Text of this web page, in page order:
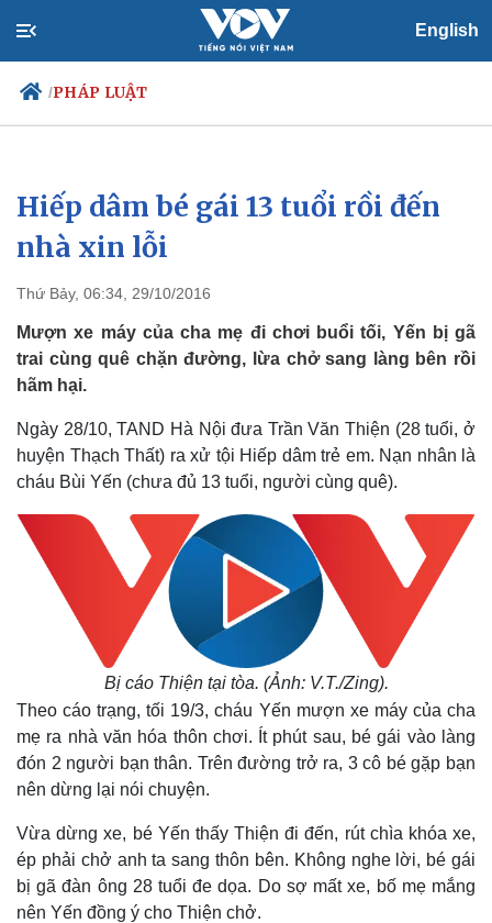
English
/PHÁP LUẬT
Chính trị
Đảng
Tổ chức nhân sự
Nhận diện sự thật
Xã hội
Việc làm
Biển đảo
Hiếp dâm bé gái 13 tuổi rồi đến
nhà xin lỗi
Thứ Bảy, 06:34, 29/10/2016
Mượn xe máy của cha mẹ đi chơi buổi tối, Yến bị gã
trai cùng quê chặn đường, lừa chở sang làng bên rồi
hãm hại.
Ngày 28/10, TAND Hà Nội đưa Trần Văn Thiện (28 tuổi, ở
huyện Thạch Thất) ra xử tội Hiếp dâm trẻ em. Nạn nhân là
cháu Bùi Yến (chưa đủ 13 tuổi, người cùng quê).
Bị cáo Thiện tại tòa. (Ảnh: V.T./Zing).
Theo cáo trạng, tối 19/3, cháu Yến mượn xe máy của cha
mẹ ra nhà văn hóa thôn chơi. Ít phút sau, bé gái vào làng
đón 2 người bạn thân. Trên đường trở ra, 3 cô bé gặp bạn
nên dừng lại nói chuyện.
Vừa dừng xe, bé Yến thấy Thiện đi đến, rút chìa khóa xe,
ép phải chở anh ta sang thôn bên. Không nghe lời, bé gái
bị gã đàn ông 28 tuổi đe dọa. Do sợ mất xe, bố mẹ mắng
nên Yến đồng ý cho Thiện chở.